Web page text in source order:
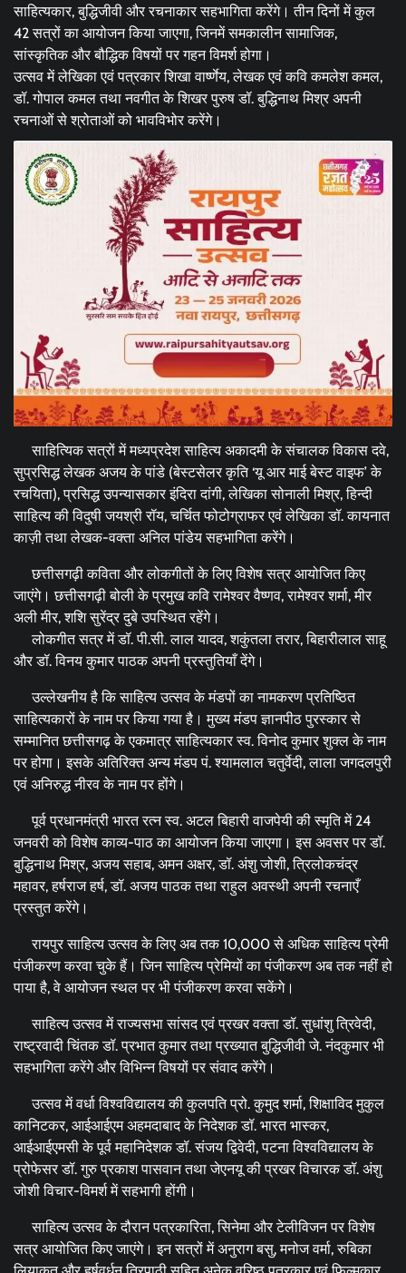
साहित्यकार, बुद्धिजीवी और रचनाकार सहभागिता करेंगे। तीन दिनों में कुल
42 सत्रों का आयोजन किया जाएगा, जिनमें समकालीन सामाजिक,
सांस्कृतिक और बौद्धिक विषयों पर गहन विमर्श होगा।
उत्सव में लेखिका एवं पत्रकार शिखा वार्ष्णेय, लेखक एवं कवि कमलेश कमल,
डॉ. गोपाल कमल तथा नवगीत के शिखर पुरुष डॉ. बुद्धिनाथ मिश्र अपनी
रचनाओं से श्रोताओं को भावविभोर करेंगे।
साहित्यिक सत्रों में मध्यप्रदेश साहित्य अकादमी के संचालक विकास दवे,
सुप्रसिद्ध लेखक अजय के पांडे (बेस्टसेलर कृति ‘यू आर माई बेस्ट वाइफ’ के
रचयिता), प्रसिद्ध उपन्यासकार इंदिरा दांगी, लेखिका सोनाली मिश्र, हिन्दी
साहित्य की विदुषी जयश्री रॉय, चर्चित फोटोग्राफर एवं लेखिका डॉ. कायनात
काज़ी तथा लेखक-वक्ता अनिल पांडेय सहभागिता करेंगे।
छत्तीसगढ़ी कविता और लोकगीतों के लिए विशेष सत्र आयोजित किए
जाएंगे। छत्तीसगढ़ी बोली के प्रमुख कवि रामेश्वर वैष्णव, रामेश्वर शर्मा, मीर
अली मीर, शशि सुरेंद्र दुबे उपस्थित रहेंगे।
लोकगीत सत्र में डॉ. पी.सी. लाल यादव, शकुंतला तरार, बिहारीलाल साहू
और डॉ. विनय कुमार पाठक अपनी प्रस्तुतियाँ देंगे।
उल्लेखनीय है कि साहित्य उत्सव के मंडपों का नामकरण प्रतिष्ठित
साहित्यकारों के नाम पर किया गया है। मुख्य मंडप ज्ञानपीठ पुरस्कार से
सम्मानित छत्तीसगढ़ के एकमात्र साहित्यकार स्व. विनोद कुमार शुक्ल के नाम
पर होगा। इसके अतिरिक्त अन्य मंडप पं. श्यामलाल चतुर्वेदी, लाला जगदलपुरी
एवं अनिरुद्ध नीरव के नाम पर होंगे।
पूर्व प्रधानमंत्री भारत रत्न स्व. अटल बिहारी वाजपेयी की स्मृति में 24
जनवरी को विशेष काव्य-पाठ का आयोजन किया जाएगा। इस अवसर पर डॉ.
बुद्धिनाथ मिश्र, अजय सहाब, अमन अक्षर, डॉ. अंशु जोशी, त्रिलोकचंद्र
महावर, हर्षराज हर्ष, डॉ. अजय पाठक तथा राहुल अवस्थी अपनी रचनाएँ
प्रस्तुत करेंगे।
रायपुर साहित्य उत्सव के लिए अब तक 10,000 से अधिक साहित्य प्रेमी
पंजीकरण करवा चुके हैं। जिन साहित्य प्रेमियों का पंजीकरण अब तक नहीं हो
पाया है, वे आयोजन स्थल पर भी पंजीकरण करवा सकेंगे।
साहित्य उत्सव में राज्यसभा सांसद एवं प्रखर वक्ता डॉ. सुधांशु त्रिवेदी,
राष्ट्रवादी चिंतक डॉ. प्रभात कुमार तथा प्रख्यात बुद्धिजीवी जे. नंदकुमार भी
सहभागिता करेंगे और विभिन्न विषयों पर संवाद करेंगे।
उत्सव में वर्धा विश्वविद्यालय की कुलपति प्रो. कुमुद शर्मा, शिक्षाविद मुकुल
कानिटकर, आईआईएम अहमदाबाद के निदेशक डॉ. भारत भास्कर,
आईआईएमसी के पूर्व महानिदेशक डॉ. संजय द्विवेदी, पटना विश्वविद्यालय के
प्रोफेसर डॉ. गुरु प्रकाश पासवान तथा जेएनयू की प्रखर विचारक डॉ. अंशु
जोशी विचार-विमर्श में सहभागी होंगी।
साहित्य उत्सव के दौरान पत्रकारिता, सिनेमा और टेलीविजन पर विशेष
सत्र आयोजित किए जाएंगे। इन सत्रों में अनुराग बसु, मनोज वर्मा, रुबिका